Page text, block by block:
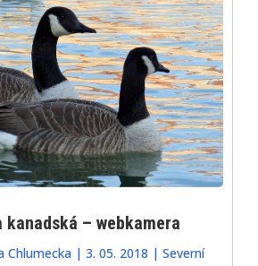
kanadská – webkamera
Chlumecka| 3. 05. 2018 | Severní